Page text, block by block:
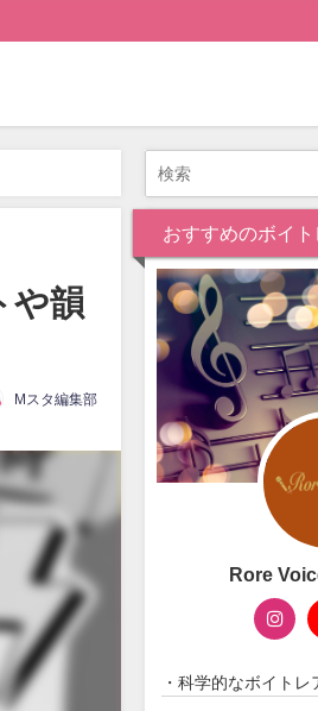
や韻
Mスタ編集部
おすすめのボイ
Rore
・科学的なボイトレ